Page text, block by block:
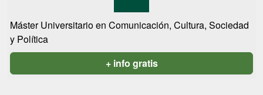
Máster Universitario en Comunicación, Cultura, Sociedad
y Política
+ info gratis